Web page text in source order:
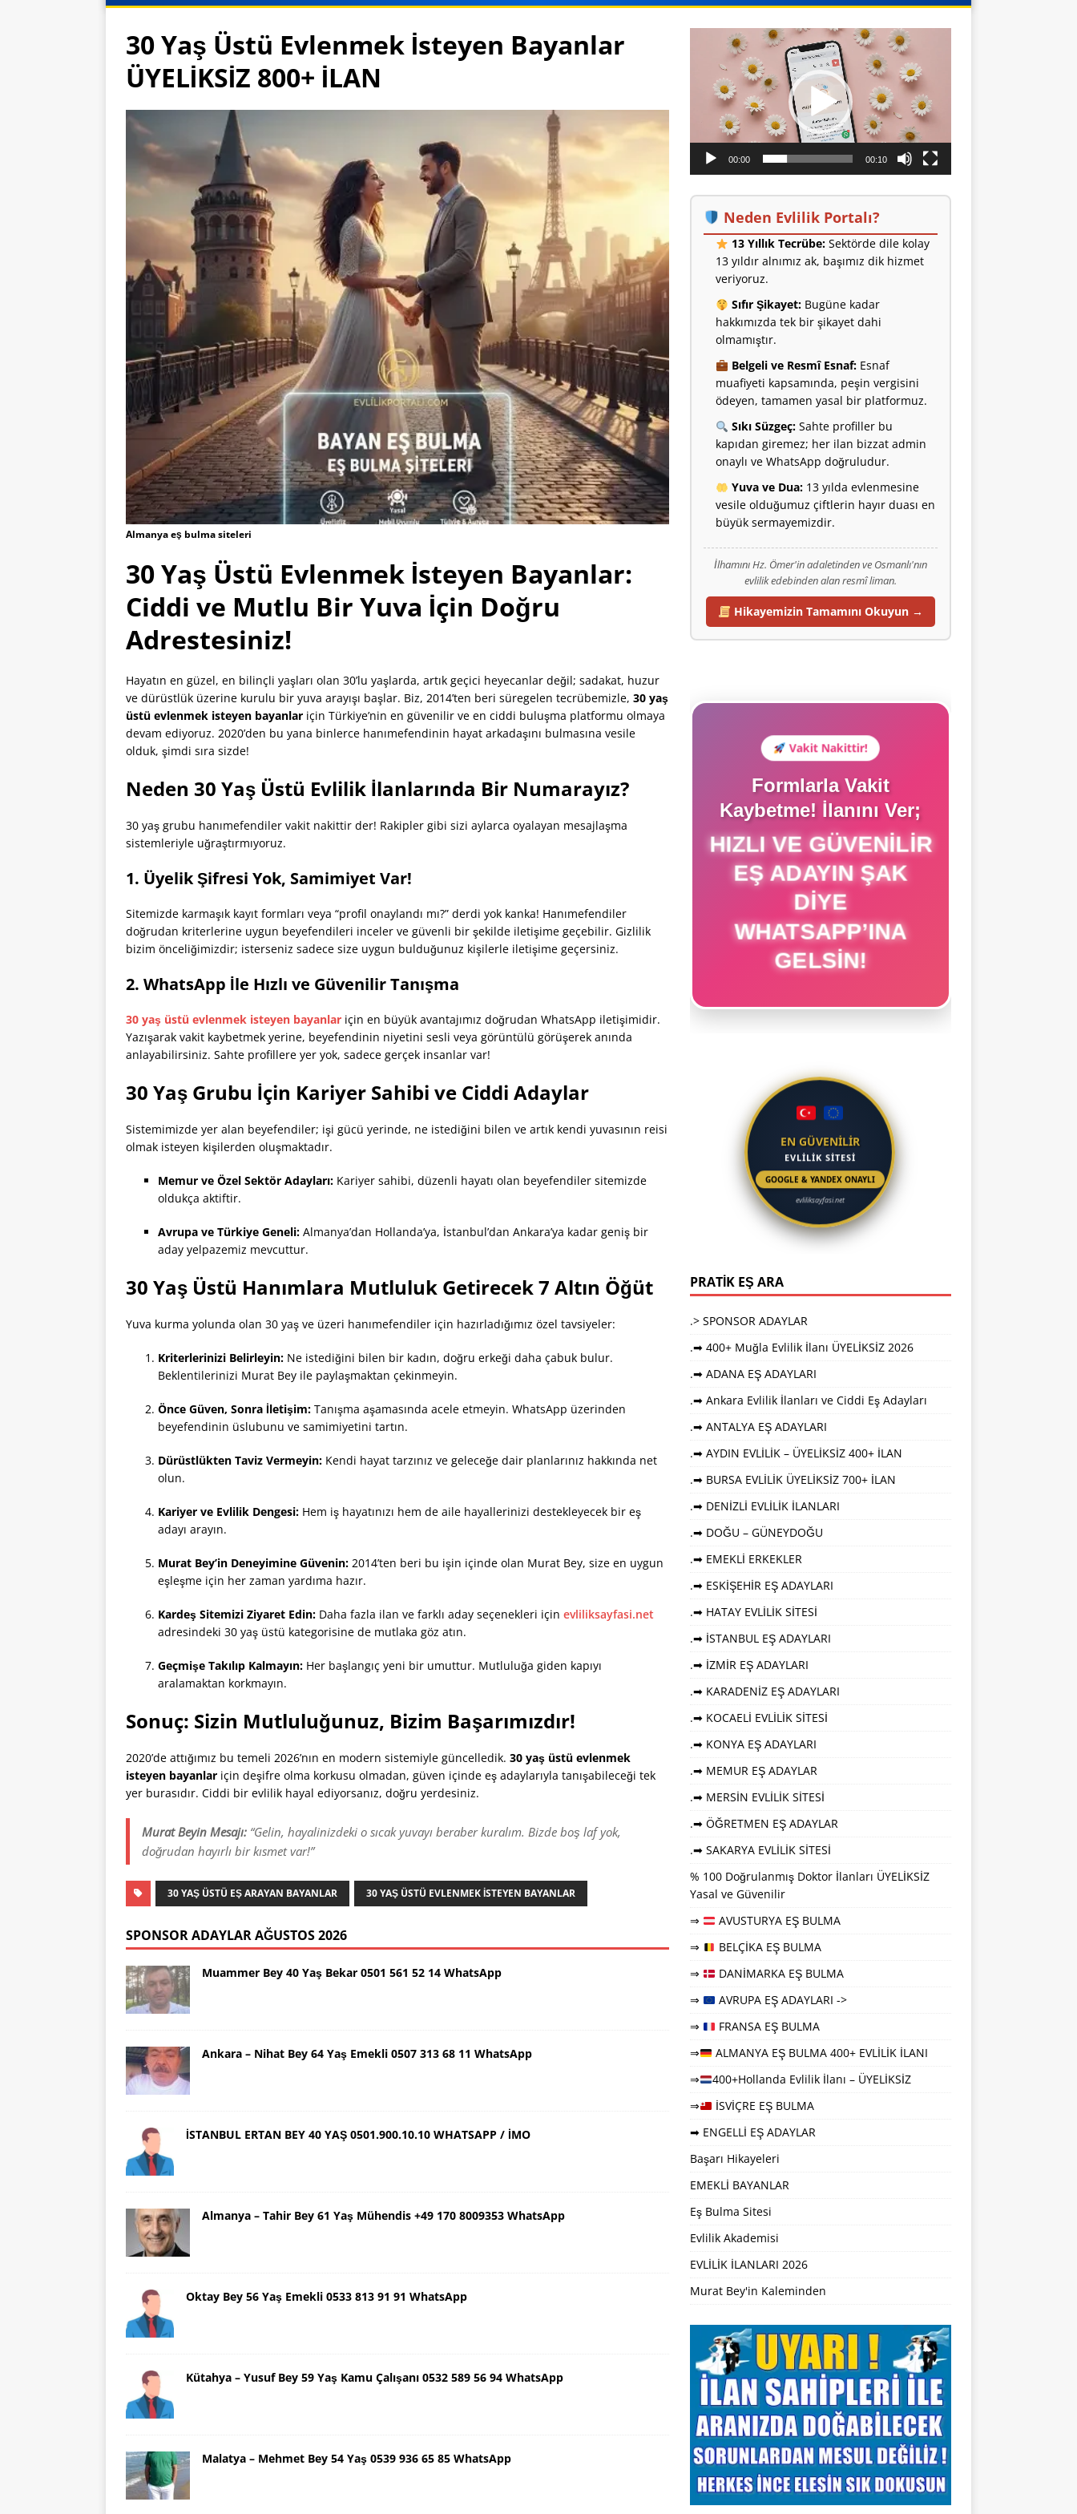
30 Yaş Üstü Evlenmek İsteyen Bayanlar
ÜYELİKSİZ 800+ İLAN
Almanya eş bulma siteleri
30 Yaş Üstü Evlenmek İsteyen Bayanlar:
Ciddi ve Mutlu Bir Yuva İçin Doğru
Adrestesiniz!
Hayatın en güzel, en bilinçli yaşları olan 30’lu yaşlarda, artık geçici heyecanlar değil; sadakat, huzur
ve dürüstlük üzerine kurulu bir yuva arayışı başlar. Biz, 2014’ten beri süregelen tecrübemizle, 30 yaş
üstü evlenmek isteyen bayanlar için Türkiye’nin en güvenilir ve en ciddi buluşma platformu olmaya
devam ediyoruz. 2020’den bu yana binlerce hanımefendinin hayat arkadaşını bulmasına vesile
olduk, şimdi sıra sizde!
Neden 30 Yaş Üstü Evlilik İlanlarında Bir Numarayız?
30 yaş grubu hanımefendiler vakit nakittir der! Rakipler gibi sizi aylarca oyalayan mesajlaşma
sistemleriyle uğraştırmıyoruz.
1. Üyelik Şifresi Yok, Samimiyet Var!
Sitemizde karmaşık kayıt formları veya “profil onaylandı mı?” derdi yok kanka! Hanımefendiler
doğrudan kriterlerine uygun beyefendileri inceler ve güvenli bir şekilde iletişime geçebilir. Gizlilik
bizim önceliğimizdir; isterseniz sadece size uygun bulduğunuz kişilerle iletişime geçersiniz.
2. WhatsApp İle Hızlı ve Güvenilir Tanışma
30 yaş üstü evlenmek isteyen bayanlar için en büyük avantajımız doğrudan WhatsApp iletişimidir.
Yazışarak vakit kaybetmek yerine, beyefendinin niyetini sesli veya görüntülü görüşerek anında
anlayabilirsiniz. Sahte profillere yer yok, sadece gerçek insanlar var!
30 Yaş Grubu İçin Kariyer Sahibi ve Ciddi Adaylar
Sistemimizde yer alan beyefendiler; işi gücü yerinde, ne istediğini bilen ve artık kendi yuvasının reisi
olmak isteyen kişilerden oluşmaktadır.
Memur ve Özel Sektör Adayları: Kariyer sahibi, düzenli hayatı olan beyefendiler sitemizde
oldukça aktiftir.
Avrupa ve Türkiye Geneli: Almanya’dan Hollanda’ya, İstanbul’dan Ankara’ya kadar geniş bir
aday yelpazemiz mevcuttur.
30 Yaş Üstü Hanımlara Mutluluk Getirecek 7 Altın Öğüt
Yuva kurma yolunda olan 30 yaş ve üzeri hanımefendiler için hazırladığımız özel tavsiyeler:
Kriterlerinizi Belirleyin: Ne istediğini bilen bir kadın, doğru erkeği daha çabuk bulur.
Beklentilerinizi Murat Bey ile paylaşmaktan çekinmeyin.
Önce Güven, Sonra İletişim: Tanışma aşamasında acele etmeyin. WhatsApp üzerinden
beyefendinin üslubunu ve samimiyetini tartın.
Dürüstlükten Taviz Vermeyin: Kendi hayat tarzınız ve geleceğe dair planlarınız hakkında net
olun.
Kariyer ve Evlilik Dengesi: Hem iş hayatınızı hem de aile hayallerinizi destekleyecek bir eş
adayı arayın.
Murat Bey’in Deneyimine Güvenin: 2014’ten beri bu işin içinde olan Murat Bey, size en uygun
eşleşme için her zaman yardıma hazır.
Kardeş Sitemizi Ziyaret Edin: Daha fazla ilan ve farklı aday seçenekleri için evliliksayfasi.net
adresindeki 30 yaş üstü kategorisine de mutlaka göz atın.
Geçmişe Takılıp Kalmayın: Her başlangıç yeni bir umuttur. Mutluluğa giden kapıyı
aralamaktan korkmayın.
Sonuç: Sizin Mutluluğunuz, Bizim Başarımızdır!
2020’de attığımız bu temeli 2026’nın en modern sistemiyle güncelledik. 30 yaş üstü evlenmek
isteyen bayanlar için deşifre olma korkusu olmadan, güven içinde eş adaylarıyla tanışabileceği tek
yer burasıdır. Ciddi bir evlilik hayal ediyorsanız, doğru yerdesiniz.
Murat Beyin Mesajı: “Gelin, hayalinizdeki o sıcak yuvayı beraber kuralım. Bizde boş laf yok,
doğrudan hayırlı bir kısmet var!”
30 YAŞ ÜSTÜ EŞ ARAYAN BAYANLAR 30 YAŞ ÜSTÜ EVLENMEK İSTEYEN BAYANLAR
SPONSOR ADAYLAR AĞUSTOS 2026
Muammer Bey 40 Yaş Bekar 0501 561 52 14 WhatsApp
Ankara – Nihat Bey 64 Yaş Emekli 0507 313 68 11 WhatsApp
İSTANBUL ERTAN BEY 40 YAŞ 0501.900.10.10 WHATSAPP / İMO
Almanya – Tahir Bey 61 Yaş Mühendis +49 170 8009353 WhatsApp
Oktay Bey 56 Yaş Emekli 0533 813 91 91 WhatsApp
Kütahya – Yusuf Bey 59 Yaş Kamu Çalışanı 0532 589 56 94 WhatsApp
Malatya – Mehmet Bey 54 Yaş 0539 936 65 85 WhatsApp
oynatıcı
00:00 00:10
Neden Evlilik Portalı?
13 Yıllık Tecrübe:Sektörde dile kolay
13 yıldır alnımız ak, başımız dik hizmet
veriyoruz.
Sıfır Şikayet:Bugüne kadar
hakkımızda tek bir şikayet dahi
olmamıştır.
Belgeli ve Resmî Esnaf:Esnaf
muafiyeti kapsamında, peşin vergisini
ödeyen, tamamen yasal bir platformuz.
Sıkı Süzgeç:Sahte profiller bu
kapıdan giremez; her ilan bizzat admin
onaylı ve WhatsApp doğruludur.
Yuva ve Dua:13 yılda evlenmesine
vesile olduğumuz çiftlerin hayır duası en
büyük sermayemizdir.
İlhamını Hz. Ömer'in adaletinden ve Osmanlı'nın
evlilik edebinden alan resmî liman.
Hikayemizin Tamamını Okuyun →
Vakit Nakittir!
Formlarla Vakit
Kaybetme! İlanını Ver;
HIZLI VE GÜVENILIR
EŞ ADAYIN ŞAK
DIYE
WHATSAPP’INA
GELSIN!
EN GÜVENİLİR
EVLİLİK SİTESİ
GOOGLE & YANDEX ONAYLI
evliliksayfasi.net
PRATİK EŞ ARA
.> SPONSOR ADAYLAR
.➡ 400+ Muğla Evlilik İlanı ÜYELİKSİZ 2026
.➡ ADANA EŞ ADAYLARI
.➡ Ankara Evlilik İlanları ve Ciddi Eş Adayları
.➡ ANTALYA EŞ ADAYLARI
.➡ AYDIN EVLİLİK – ÜYELİKSİZ 400+ İLAN
.➡ BURSA EVLİLİK ÜYELİKSİZ 700+ İLAN
.➡ DENİZLİ EVLİLİK İLANLARI
.➡ DOĞU – GÜNEYDOĞU
.➡ EMEKLİ ERKEKLER
.➡ ESKİŞEHİR EŞ ADAYLARI
.➡ HATAY EVLİLİK SİTESİ
.➡ İSTANBUL EŞ ADAYLARI
.➡ İZMİR EŞ ADAYLARI
.➡ KARADENİZ EŞ ADAYLARI
.➡ KOCAELİ EVLİLİK SİTESİ
.➡ KONYA EŞ ADAYLARI
.➡ MEMUR EŞ ADAYLAR
.➡ MERSİN EVLİLİK SİTESİ
.➡ ÖĞRETMEN EŞ ADAYLAR
.➡ SAKARYA EVLİLİK SİTESİ
% 100 Doğrulanmış Doktor İlanları ÜYELİKSİZ
Yasal ve Güvenilir
⇒
AVUSTURYA EŞ BULMA
⇒
BELÇİKA EŞ BULMA
⇒
DANİMARKA EŞ BULMA
⇒
AVRUPA EŞ ADAYLARI ->
⇒
FRANSA EŞ BULMA
⇒
ALMANYA EŞ BULMA 400+ EVLİLİK İLANI
⇒
400+Hollanda Evlilik İlanı – ÜYELİKSİZ
⇒
İSVİÇRE EŞ BULMA
➡ ENGELLİ EŞ ADAYLAR
Başarı Hikayeleri
EMEKLİ BAYANLAR
Eş Bulma Sitesi
Evlilik Akademisi
EVLİLİK İLANLARI 2026
Murat Bey'in Kaleminden